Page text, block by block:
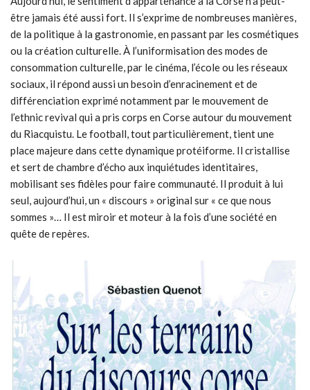
être jamais été aussi fort. Il s’exprime de nombreuses manières,
de la politique à la gastronomie, en passant par les cosmétiques
ou la création culturelle. À l’uniformisation des modes de
consommation culturelle, par le cinéma, l’école ou les réseaux
sociaux, il répond aussi un besoin d’enracinement et de
différenciation exprimé notamment par le mouvement de
l’ethnic revival qui a pris corps en Corse autour du mouvement
du Riacquistu. Le football, tout particulièrement, tient une
place majeure dans cette dynamique protéiforme. Il cristallise
et sert de chambre d’écho aux inquiétudes identitaires,
mobilisant ses fidèles pour faire communauté. Il produit à lui
seul, aujourd’hui, un « discours » original sur « ce que nous
sommes »… Il est miroir et moteur à la fois d’une société en
quête de repères.